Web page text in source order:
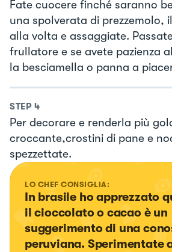
Fate cuocere finché saranno
una spolverata di prezzemolo,
alla volta e assaggiate.
frullatore e se avete pazienza
la besciamella o panna a
STEP 4
Per decorare e renderla più
croccante,crostini di pane e
spezzettate.
LO CHEF CONSIGLIA:
In brasile ho apprezzato
il cioccolato o cacao è un
suggerimento di una
peruviana. Sperimentate